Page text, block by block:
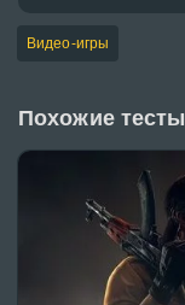
Видео-игры
Похожие тесты